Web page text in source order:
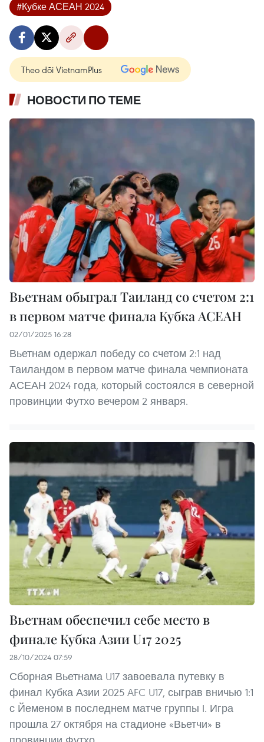
#Кубке АСЕАН 2024
Theo dõi VietnamPlus
НОВОСТИ ПО ТЕМЕ
Вьетнам обыграл Таиланд со счетом 2:1
в первом матче финала Кубка АСЕАН
02/01/2025 16:28
Вьетнам одержал победу со счетом 2:1 над
Таиландом в первом матче финала чемпионата
АСЕАН 2024 года, который состоялся в северной
провинции Футхо вечером 2 января.
Вьетнам обеспечил себе место в
финале Кубка Азии U17 2025
28/10/2024 07:59
Сборная Вьетнама U17 завоевала путевку в
финал Кубка Азии 2025 AFC U17, сыграв вничью 1:1
с Йеменом в последнем матче группы I. Игра
прошла 27 октября на стадионе «Вьетчи» в